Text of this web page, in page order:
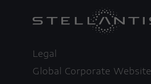
Legal
Global Corporate Website